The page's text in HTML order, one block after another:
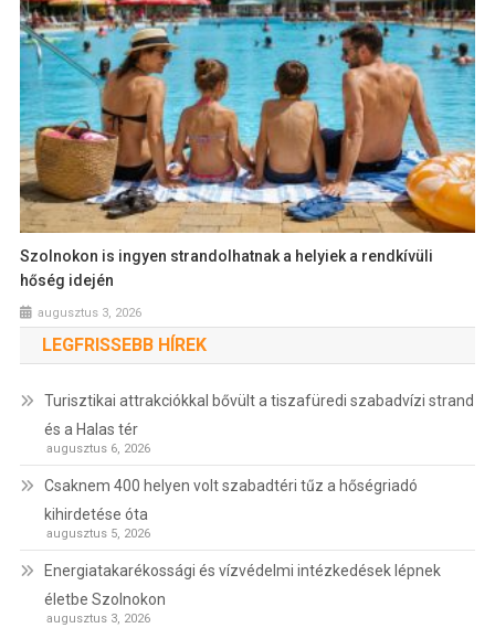
Szolnokon is ingyen strandolhatnak a helyiek a rendkívüli
hőség idején
augusztus 3, 2026
LEGFRISSEBB HÍREK
Turisztikai attrakciókkal bővült a tiszafüredi szabadvízi strand
és a Halas tér
augusztus 6, 2026
Csaknem 400 helyen volt szabadtéri tűz a hőségriadó
kihirdetése óta
augusztus 5, 2026
Energiatakarékossági és vízvédelmi intézkedések lépnek
életbe Szolnokon
augusztus 3, 2026